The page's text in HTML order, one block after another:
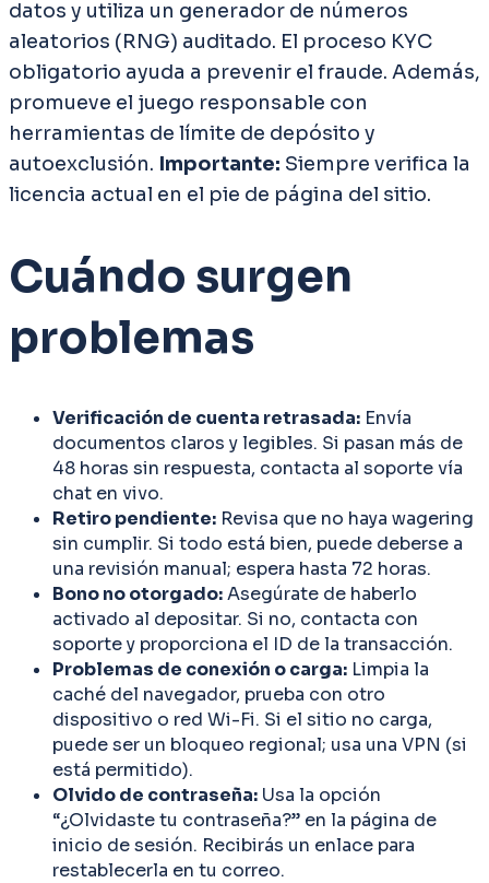
datos y utiliza un generador de números
aleatorios (RNG) auditado. El proceso KYC
obligatorio ayuda a prevenir el fraude. Además,
promueve el juego responsable con
herramientas de límite de depósito y
autoexclusión. Importante: Siempre verifica la
licencia actual en el pie de página del sitio.
Cuándo surgen
problemas
Verificación de cuenta retrasada: Envía
documentos claros y legibles. Si pasan más de
48 horas sin respuesta, contacta al soporte vía
chat en vivo.
Retiro pendiente: Revisa que no haya wagering
sin cumplir. Si todo está bien, puede deberse a
una revisión manual; espera hasta 72 horas.
Bono no otorgado:Asegúrate de haberlo
activado al depositar. Si no, contacta con
soporte y proporciona el ID de la transacción.
Problemas de conexión o carga: Limpia la
caché del navegador, prueba con otro
dispositivo o red Wi-Fi. Si el sitio no carga,
puede ser un bloqueo regional; usa una VPN (si
está permitido).
Olvido de contraseña: Usa la opción
“¿Olvidaste tu contraseña?” en la página de
inicio de sesión. Recibirás un enlace para
restablecerla en tu correo.